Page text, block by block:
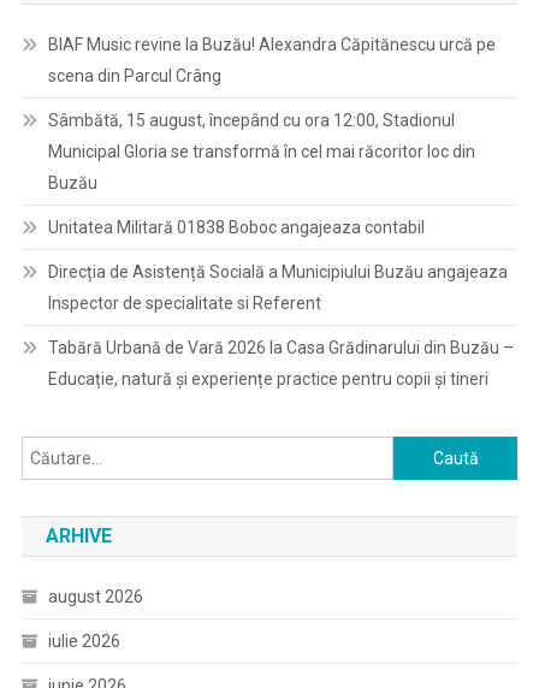
BIAF Music revine la Buzău! Alexandra Căpitănescu urcă pe
scena din Parcul Crâng
Sâmbătă, 15 august, începând cu ora 12:00, Stadionul
Municipal Gloria se transformă în cel mai răcoritor loc din
Buzău
Unitatea Militară 01838 Boboc angajeaza contabil
Direcția de Asistență Socială a Municipiului Buzău angajeaza
Inspector de specialitate si Referent
Tabără Urbană de Vară 2026 la Casa Grădinarului din Buzău –
Educație, natură și experiențe practice pentru copii și tineri
Caută
după:
ARHIVE
august 2026
iulie 2026